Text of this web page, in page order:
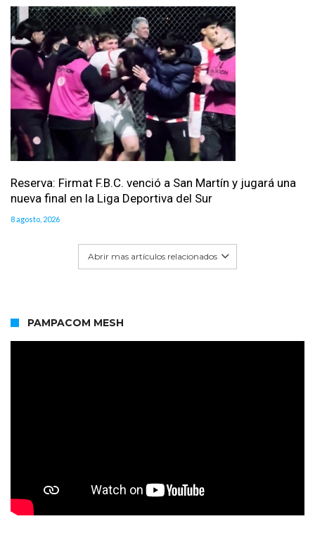
Reserva: Firmat F.B.C. venció a San Martín y jugará una
nueva final en la Liga Deportiva del Sur
8 agosto, 2026
Abrir mas artículos relacionados
PAMPACOM MESH